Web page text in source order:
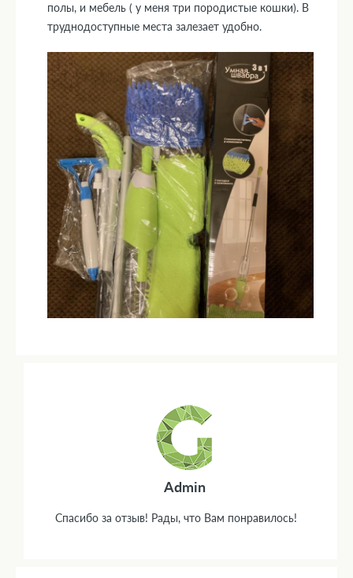
полы, и мебель ( у меня три породистые кошки). В
труднодоступные места залезает удобно.
Admin
Спасибо за отзыв! Рады, что Вам понравилось!